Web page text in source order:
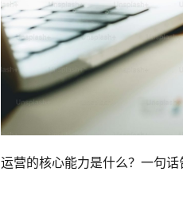
运营的核心能力是什么？一句话